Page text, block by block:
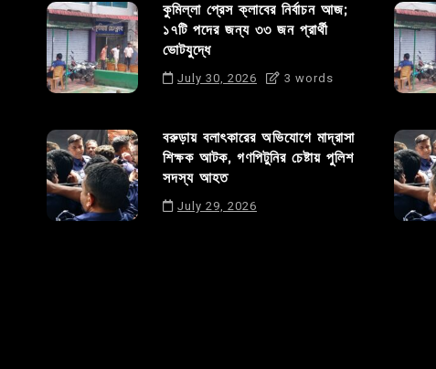
কুমিল্লা প্রেস ক্লাবের নির্বাচন আজ;
১৭টি পদের জন্য ৩৩ জন প্রার্থী
ভোটযুদ্ধে
July 30, 2026 3 words
বরুড়ায় বলাৎকারের অভিযোগে মাদ্রাসা
শিক্ষক আটক, গণপিটুনির চেষ্টায় পুলিশ
সদস্য আহত
July 29, 2026